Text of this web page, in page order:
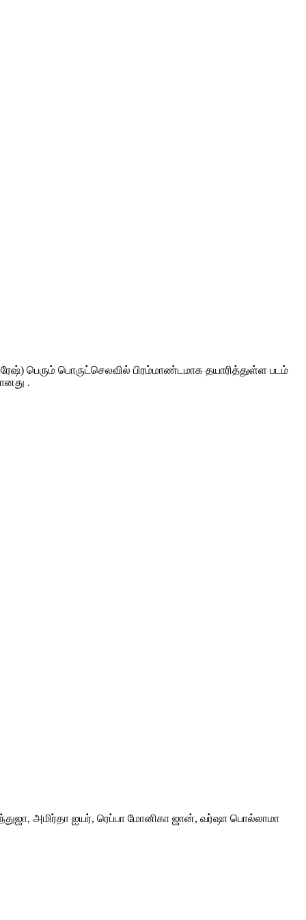
பெரும் பொருட்செலவில் பிரம்மாண்டமாக தயாரித்துள்ள படம்
.
அமிர்தா ஐயர், ரெப்பா மோனிகா ஜான், வர்ஷா பொல்லாமா